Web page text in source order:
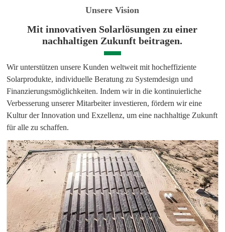
Unsere Vision
Mit innovativen Solarlösungen zu einer
nachhaltigen Zukunft beitragen.
Wir unterstützen unsere Kunden weltweit mithocheffiziente
Solarprodukte, individuelle Beratung zu Systemdesign und
Finanzierungsmöglichkeiten. Indem wir in die kontinuierliche
Verbesserung unserer Mitarbeiter investieren, fördern wir eine
Kultur der Innovation und Exzellenz, um eine nachhaltige Zukunft
für alle zu schaffen.